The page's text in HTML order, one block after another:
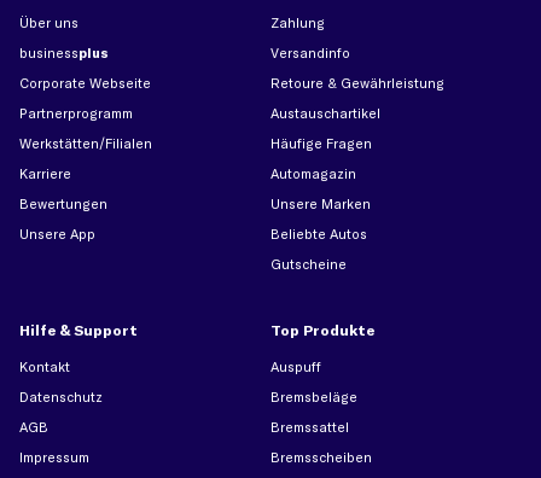
Über uns
businessplus
Corporate Webseite
Partnerprogramm
Werkstätten/Filialen
Karriere
Bewertungen
Unsere App
Zahlung
Versandinfo
Retoure & Gewährleistung
Austauschartikel
Häufige Fragen
Automagazin
Unsere Marken
Beliebte Autos
Gutscheine
Hilfe & Support
Kontakt
Datenschutz
AGB
Impressum
Top Produkte
Auspuff
Bremsbeläge
Bremssattel
Bremsscheiben